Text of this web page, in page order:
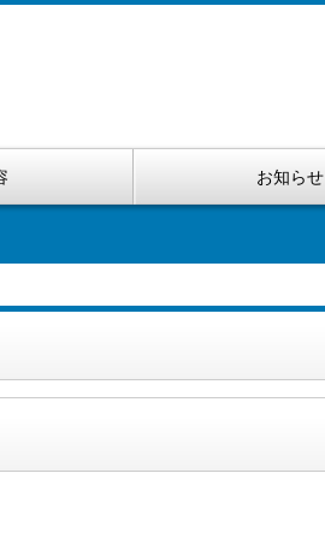
お知らせ